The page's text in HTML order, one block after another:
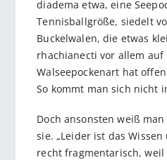
diadema etwa, eine
Tennisballgröße, siedelt
Buckelwalen, die etwas
rhachianecti vor allem auf
Walseepockenart hat
So kommt man sich nicht
Doch ansonsten weiß
sie. „Leider ist das
recht fragmentarisch, weil